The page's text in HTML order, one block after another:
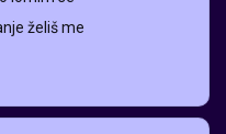
želiš me